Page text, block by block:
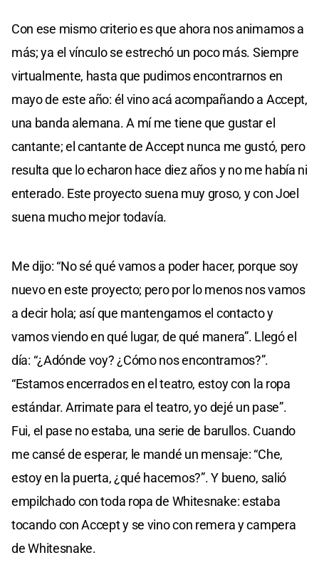
Con ese mismo criterio es que ahora nos animamos a
más; ya el vínculo se estrechó un poco más. Siempre
virtualmente, hasta que pudimos encontrarnos en
mayo de este año: él vino acá acompañando a Accept,
una banda alemana. A mí me tiene que gustar el
cantante; el cantante de Accept nunca me gustó, pero
resulta que lo echaron hace diez años y no me había ni
enterado. Este proyecto suena muy groso, y con Joel
suena mucho mejor todavía.
Me dijo: “No sé qué vamos a poder hacer, porque soy
nuevo en este proyecto; pero por lo menos nos vamos
a decir hola; así que mantengamos el contacto y
vamos viendo en qué lugar, de qué manera”. Llegó el
día: “¿Adónde voy? ¿Cómo nos encontramos?”.
“Estamos encerrados en el teatro, estoy con la ropa
estándar. Arrimate para el teatro, yo dejé un pase”.
Fui, el pase no estaba, una serie de barullos. Cuando
me cansé de esperar, le mandé un mensaje: “Che,
estoy en la puerta, ¿qué hacemos?”. Y bueno, salió
empilchado con toda ropa de Whitesnake: estaba
tocando con Accept y se vino con remera y campera
de Whitesnake.